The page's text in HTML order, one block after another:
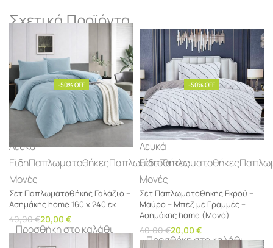
Σχετικά Προϊόντα
-50% OFF
Λευκά
ΕίδηΠαπλωματοθήκεςΠαπλωματοθήκες
Μονές
Σετ Παπλωματοθήκης Γαλάζιο –
Ασημάκης home 160 x 240 εκ
40,00€20,00 €
Προσθήκη στο καλάθι
-50% OFF
Λευκά
ΕίδηΠαπλωματοθήκες
Μονές
Σετ Παπλωματοθήκης Εκρού –
Μαύρο – Μπεζ με Γραμμές –
Ασημάκης home (Μονό)
40,00€20,00 €
Προσθήκη στο καλάθι